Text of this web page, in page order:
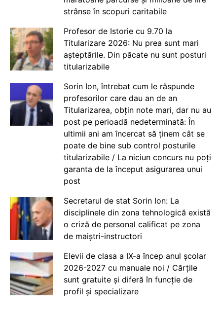
strânse în scopuri caritabile
Profesor de Istorie cu 9.70 la
Titularizare 2026: Nu prea sunt mari
așteptările. Din păcate nu sunt posturi
titularizabile
Sorin Ion, întrebat cum le răspunde
profesorilor care dau an de an
Titularizarea, obțin note mari, dar nu au
post pe perioadă nedeterminată: În
ultimii ani am încercat să ținem cât se
poate de bine sub control posturile
titularizabile / La niciun concurs nu poți
garanta de la început asigurarea unui
post
Secretarul de stat Sorin Ion: La
disciplinele din zona tehnologică există
o criză de personal calificat pe zona
de maiștri-instructori
Elevii de clasa a IX-a încep anul școlar
2026-2027 cu manuale noi / Cărțile
sunt gratuite și diferă în funcție de
profil și specializare